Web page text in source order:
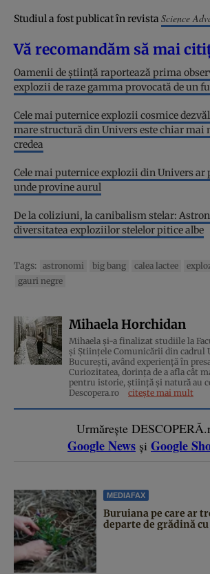
Studiul a fost publicat în revista Science
Vă recomandăm să mai
Oamenii de știință raportează prima
explozii de raze gamma provocată de un
Cele mai puternice explozii cosmice
mare structură din Univers este chiar mai
credea
Cele mai puternice explozii din Univers ar
unde provine aurul
De la coliziuni, la canibalism stelar:
diversitatea exploziilor stelelor pitice albe
Tags: astronomi big bang calea lactee
gauri negre
Mihaela Horchidan
Mihaela și-a finalizat studiile la
și Științele Comunicării din cadrul
București, având experiență în
Curiozitatea, dorința de a afla cât
pentru istorie, ştiinţă şi natură au
Descopera.ro
citește mai mult
Urmărește
Google News și Google
MEDIAFAX
Buruiana pe care ar
departe de grădină